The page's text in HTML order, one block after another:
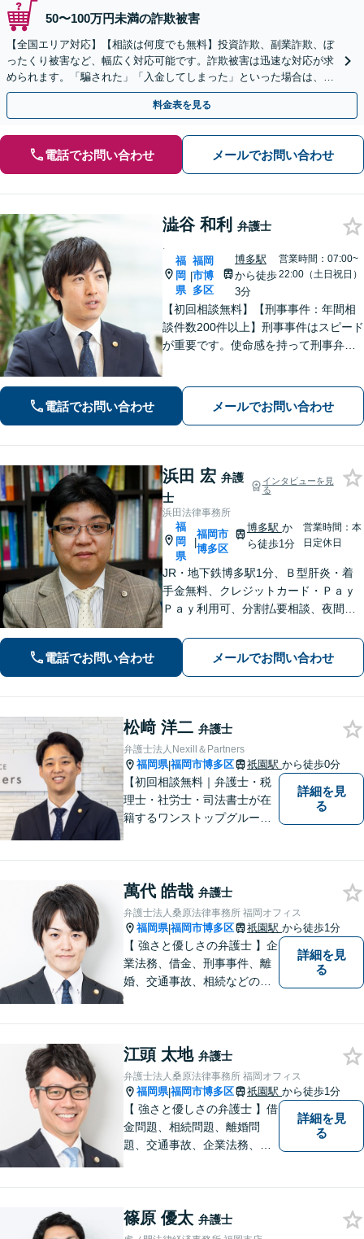
50〜100万円未満の詐欺被害
【全国エリア対応】【相談は何度でも無料】投資詐欺、副業詐欺、ぼ
ったくり被害など、幅広く対応可能です。詐欺被害は迅速な対応が求
められます。「騙された」「入金してしまった」といった場合は、お
早めにご相談ください。【電話・メール・WEB相談可】
料金表を見る
電話でお問い合わせ メールでお問い合わせ
澁谷 和利 弁護士
.
福
岡
県
|
福岡
市博
多区
博多駅
から徒歩
3分
営業時間：07:00~
22:00（土日祝日）
【初回相談無料】【刑事事件：年間相
談件数200件以上】刑事事件はスピード
が重要です。使命感を持って刑事弁護
対応可能：通訳を介さず英語で直接サ
ポート】
電話でお問い合わせ メールでお問い合わせ
浜田 宏 弁護
士
インタビューを見
る
浜田法律事務所
福
岡
県
|
福岡市
博多区
博多駅 か
ら徒歩1分
営業時間：本
日定休日
JR・地下鉄博多駅1分、Ｂ型肝炎・着
手金無料、クレジットカード・Ｐａｙ
Ｐａｙ利用可、分割払要相談、夜間・
1年。インターネット問題、医療、離
婚、相続、後見、交通事故、借金、労
働、民事全般取扱い
電話でお問い合わせ メールでお問い合わせ
松﨑 洋二 弁護士
弁護士法人Nexill＆Partners
福岡県|福岡市博多区 祇園駅 から徒歩0分
【初回相談無料｜弁護士・税
理士・社労士・司法書士が在
籍するワンストップグルー
等複数士業の知識が必要な案
件を一括して対応。九州トッ
プクラスの豊富な実績。
詳細を見
る
萬代 皓哉 弁護士
弁護士法人桑原法律事務所 福岡オフィス
福岡県|福岡市博多区 祇園駅 から徒歩1分
【 強さと優しさの弁護士 】企
業法務、借金、刑事事件、離
婚、交通事故、相続などのご
なリーガルサービスを提供い
たします。
詳細を見
る
江頭 太地 弁護士
弁護士法人桑原法律事務所 福岡オフィス
福岡県|福岡市博多区 祇園駅 から徒歩1分
【 強さと優しさの弁護士 】借
金問題、相続問題、離婚問
題、交通事故、企業法務、刑
よる迅速で最適なリーガルサ
ービスを提供いたします。
詳細を見
る
篠原 優太 弁護士